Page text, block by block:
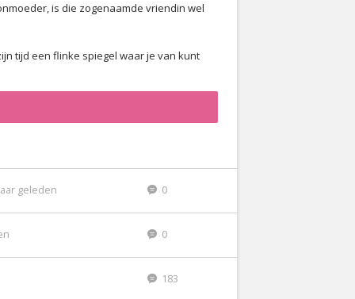
is die zogenaamde vriendin wel
tijd een flinke spiegel waar je van kunt
geleden 0
0
183